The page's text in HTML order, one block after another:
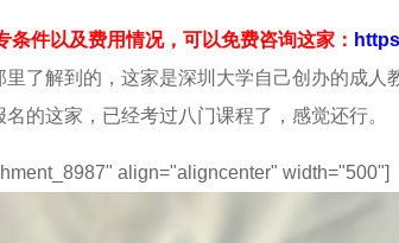
条件以及费用情况，可以免费咨询这家：
了解到的，这家是深圳大学自己创办的成人
的这家，已经考过八门课程了，感觉还行。
align="aligncenter" width="500"]